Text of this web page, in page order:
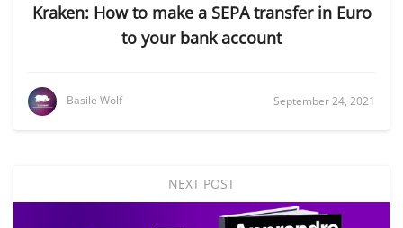
Kraken: How to make a SEPA transfer in Euro
to your bank account
Basile Wolf September 24, 2021
NEXT POST